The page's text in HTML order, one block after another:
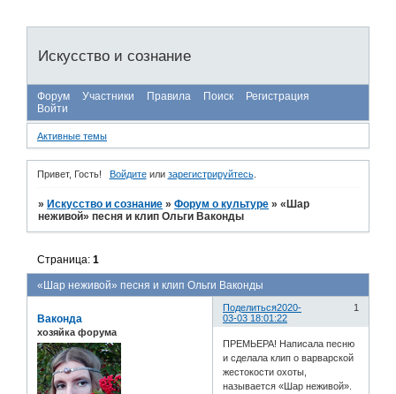
Искусство и сознание
Форум Участники Правила Поиск
Регистрация
Войти
Активные темы
Привет, Гость! Войдитеили зарегистрируйтесь.
» Искусство и сознание »Форум о культуре »«Шар
неживой» песня и клип Ольги Ваконды
«Шар неживой» песня и клип Ольги Ваконды
Страница:1
Поделиться 1
2020-
03-03 18:01:22
Ваконда
хозяйка форума
ПРЕМЬЕРА! Написала песню
и сделала клип о варварской
жестокости охоты,
называется «Шар неживой».